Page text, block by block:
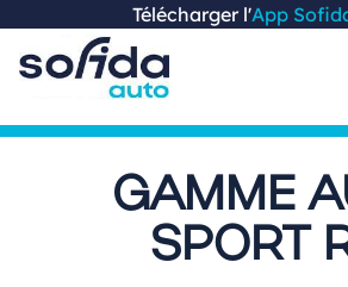
Télécharger l'App
GAMME
SPORT